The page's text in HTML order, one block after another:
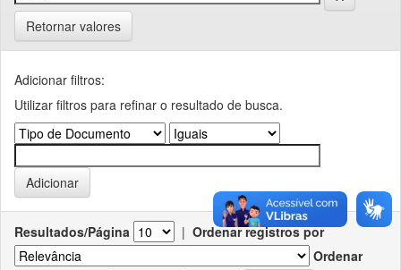
Retornar valores
Adicionar filtros:
Utilizar filtros para refinar o resultado de busca.
Resultados/Página | Ordenar registros por
Ordenar